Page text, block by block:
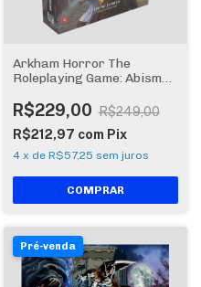
Arkham Horror The
Roleplaying Game: Abismo
Introdutório
R$229,00 R$249,00
R$212,97 com Pix
4 x de R$57,25 sem juros
Pré-venda